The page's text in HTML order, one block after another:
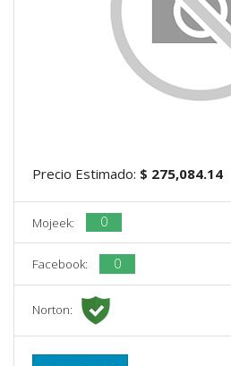
Precio Estimado: $ 275,084.14
Mojeek: 0
Facebook: 0
Norton: